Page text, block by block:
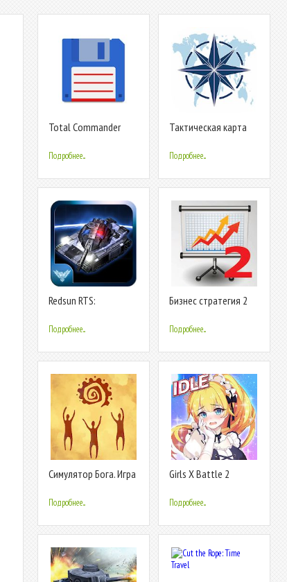
Total Commander
Подробнее...
Тактическая карта
Подробнее...
Redsun RTS:
Подробнее...
Бизнес стратегия 2
Подробнее...
Симулятор Бога. Игра
Inc.
Подробнее...
Girls X Battle 2
Подробнее...